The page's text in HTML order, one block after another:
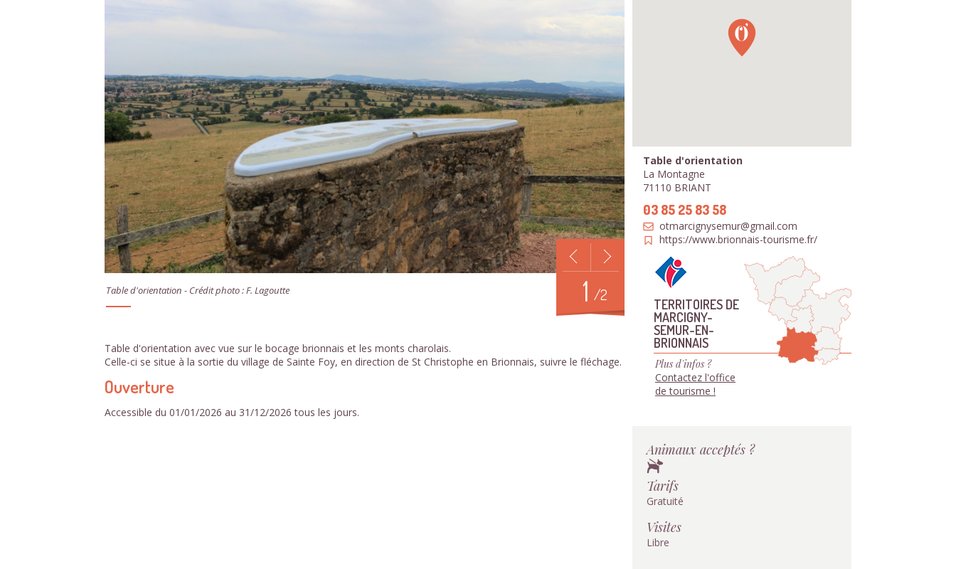
Table d'orientation - Crédit photo : F. Lagoutte 1 /2
Table d'orientation avec vue sur le bocage brionnais et les monts charolais.
Celle-ci se situe à la sortie du village de Sainte Foy, en direction de St Christophe en Brionnais, suivre le fléchage.
Ouverture
Accessible du 01/01/2026 au 31/12/2026 tous les jours.
Table d'orientation
La Montagne
71110 BRIANT
03 85 25 83 58
otmarcignysemur@gmail.com
https://www.brionnais-tourisme.fr/
TERRITOIRES DE
MARCIGNY-
SEMUR-EN-
BRIONNAIS
Plus d'infos ?
Contactez l'office
de tourisme !
Animaux acceptés ?
Tarifs
Gratuité
Visites
Libre